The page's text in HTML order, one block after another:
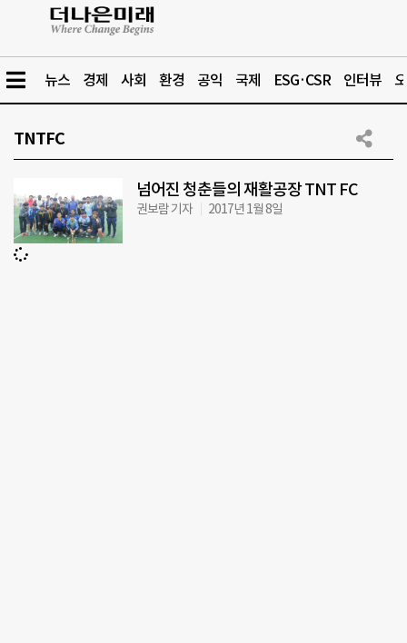
뉴스 경제 사회 환경 공익 국제 ESG·CSR 인터뷰
TNTFC
넘어진 청춘들의 재활공장 TNT FC
권보람 기자 2017년 1월 8일